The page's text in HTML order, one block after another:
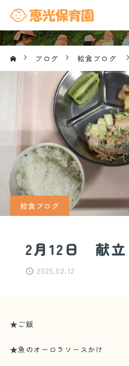
ブログ 給食ブログ
給食ブログ
2月12日 献立
2025.02.12
★ご飯
★魚のオーロラソースかけ